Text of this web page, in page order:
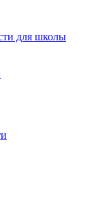
для школы